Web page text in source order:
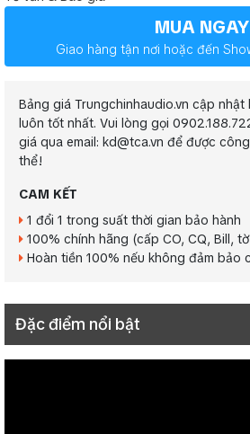
MUA NGAY
Giao hàng tận nơi hoặc đến
Bảng giá Trungchinhaudio.vn cập
luôn tốt nhất. Vui lòng gọi
giá qua email: kd@tca.vn để được
thể!
CAM KẾT
1 đổi 1 trong suất thời gian bảo hành
100% chính hãng (cấp CO, CQ, Bill,
Hoàn tiền 100% nếu không đảm bảo
Đặc điểm nổi bật